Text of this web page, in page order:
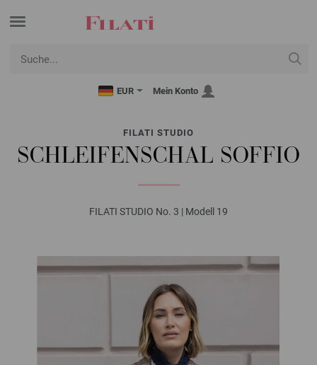
EUR Mein Konto
FILATI STUDIO
SCHLEIFENSCHAL SOFFIO
FILATI STUDIO No. 3 | Modell 19